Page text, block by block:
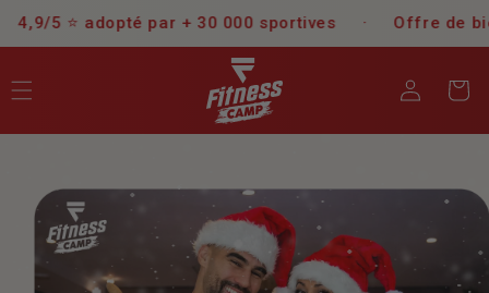
passer
au
par + 30 000 sportives · Offre de bienvenue 🤗
connecte
Panier
Passer aux
informations
produits